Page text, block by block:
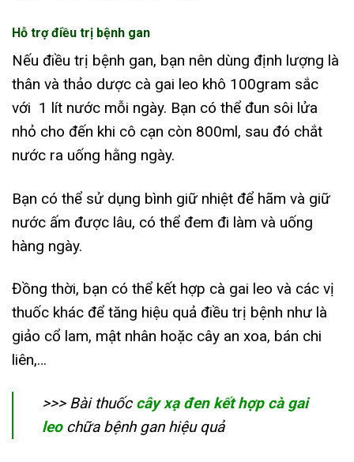
Hỗ trợ điều trị bệnh gan
Nếu điều trị bệnh gan, bạn nên dùng định lượng là
thân và thảo dược cà gai leo khô 100gram sắc
với 1 lít nước mỗi ngày. Bạn có thể đun sôi lửa
nhỏ cho đến khi cô cạn còn 800ml, sau đó chắt
nước ra uống hằng ngày.
Bạn có thể sử dụng bình giữ nhiệt để hãm và giữ
nước ấm được lâu, có thể đem đi làm và uống
hàng ngày.
Đồng thời, bạn có thể kết hợp cà gai leo và các vị
thuốc khác để tăng hiệu quả điều trị bệnh như là
giảo cổ lam, mật nhân hoặc cây an xoa, bán chi
liên,…
>>> Bài thuốc cây xạ đen kết hợp cà gai
leochữa bệnh gan hiệu quả